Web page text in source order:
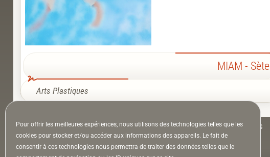
Pour offrir les meilleures expériences, nous utilisons des technologies telles que les
cookies pour stocker et/ou accéder aux informations des appareils. Le fait de
consentir à ces technologies nous permettra de traiter des données telles que le
MIAM - Sète
Arts Plastiques
À la Une Appel à auteurs Arts Plastiques